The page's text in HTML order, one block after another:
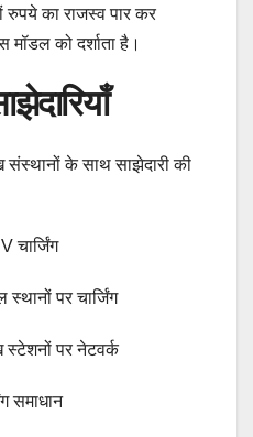
रुपये का राजस्व पार कर
को दर्शाता है।
के साथ साझेदारी की
चार्जिंग
पर चार्जिंग
पर नेटवर्क
समाधान